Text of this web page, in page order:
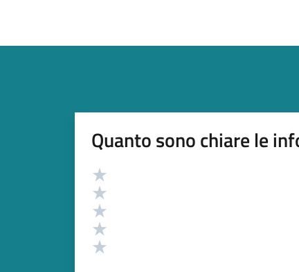
Quanto sono chiare le
Valutazione